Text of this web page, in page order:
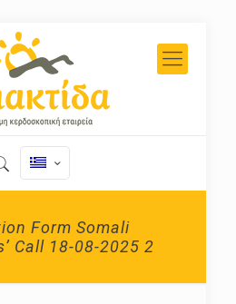
Form Somali
Call 18-08-2025 2